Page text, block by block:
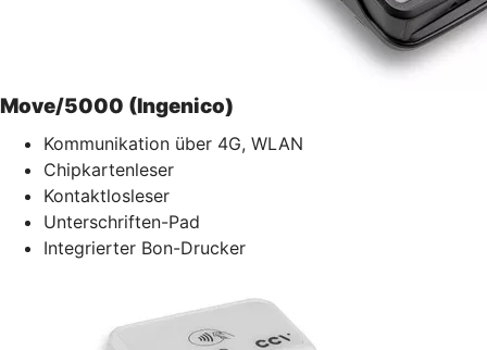
Move/5000 (Ingenico)
Kommunikation über 4G, WLAN
Chipkartenleser
Kontaktlosleser
Unterschriften-Pad
Integrierter Bon-Drucker